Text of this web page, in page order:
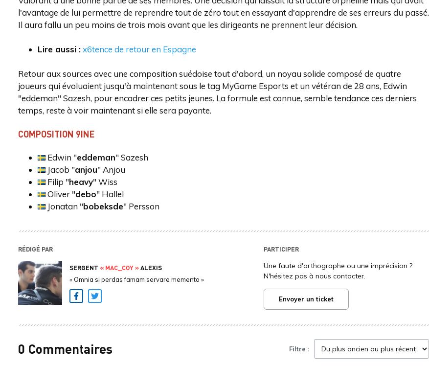
l'avantage de lui permettre de reprendre tout de zéro tout en essayant d'apprendre de ses erreurs du passé.
Il aura fallu un peu moins de trois mois avant que les dirigeants ne prennent leur décision.
Lire aussi :x6tence de retour en Espagne
Retour aux sources avec une composition suédoise tout d'abord, un noyau solide composé de quatre
joueurs qui évoluaient jusqu'à maintenant sous le tag MyGame Esports et un vétéran de 28 ans, Edwin
"eddeman" Sazesh, pour encadrer ces petits jeunes. La formule est connue, semble tendance ces derniers
temps, reste à voir maintenant si elle sera payante.
COMPOSITION 9INE
Edwin "eddeman" Sazesh
Jacob "anjou" Anjou
Filip "heavy" Wiss
Oliver "debo" Hallel
Jonatan "bobeksde" Persson
RÉDIGÉ PAR
SERGENT « MAC_COY »ALEXIS
« Omnia si perdas famam servare memento »
Facebook
Twitter
PARTICIPER
Une faute d'orthographe ou une imprécision ?
N'hésitez pas à nous contacter.
Envoyer un ticket
0 Commentaires Filtre :